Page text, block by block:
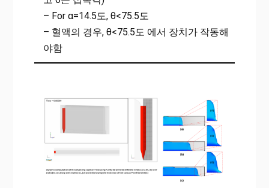
– For α=14.5도, θ<75.5도
– 혈액의 경우, θ<75.5도 에서 장치가 작동해
야함